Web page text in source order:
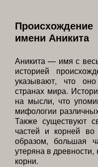
имени Аникита
Аникита — имя с
историей
указывают, что
странах мира.
на мысли, что
мифологии
Также существуют
частей и корней во
образом, большая
утеряна в
корни.